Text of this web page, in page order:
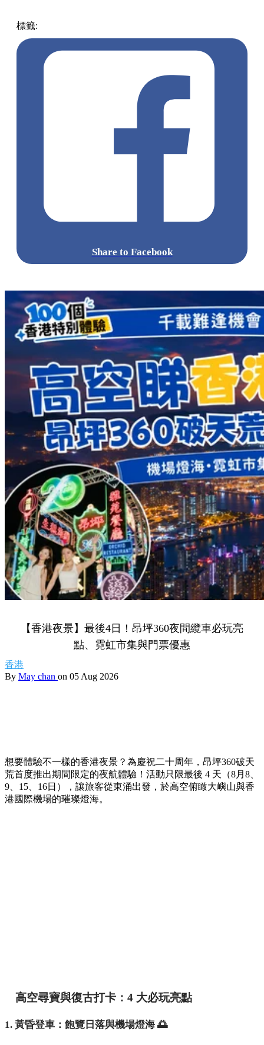
標籤:
Share to Facebook
【香港夜景】最後4日！昂坪360夜間纜車必玩亮
點、霓虹市集與門票優惠
香港
By May chan on 05 Aug 2026
想要體驗不一樣的香港夜景？為慶祝二十周年，昂坪360破天
荒首度推出期間限定的夜航體驗！活動只限最後 4 天（8月8、
9、15、16日），讓旅客從東涌出發，於高空俯瞰大嶼山與香
港國際機場的璀璨燈海。
高空尋寶與復古打卡：4 大必玩亮點
1. 黃昏登車：飽覽日落與機場燈海 🌅